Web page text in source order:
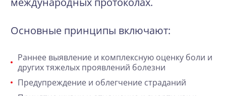
Основные принципы включают:
Раннее выявление и комплексную оценку боли и
других тяжелых проявлений болезни
Предупреждение и облегчение страданий